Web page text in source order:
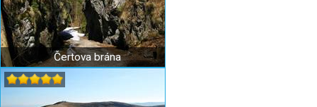
Čertova brána